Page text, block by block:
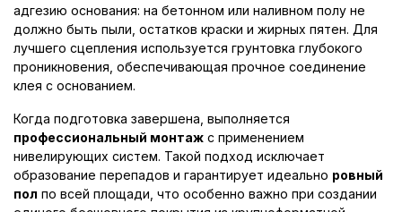
адгезию основания: на бетонном или наливном полу не
должно быть пыли, остатков краски и жирных пятен. Для
лучшего сцепления используется грунтовка глубокого
проникновения, обеспечивающая прочное соединение
клея с основанием.
Когда подготовка завершена, выполняется
профессиональный монтаж с применением
нивелирующих систем. Такой подход исключает
образование перепадов и гарантирует идеально ровный
пол по всей площади, что особенно важно при создании